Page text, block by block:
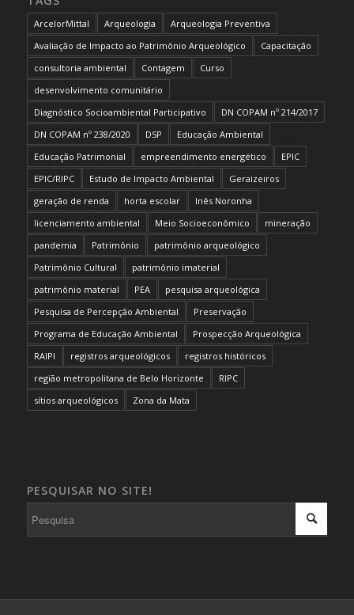
ArcelorMittal Arqueologia
Arqueologia Preventiva
Avaliação de Impacto ao Patrimônio Arqueológico
Capacitação
consultoria ambiental
Contagem
Curso
desenvolvimento comunitário
Diagnóstico Socioambiental Participativo
DN COPAM nº 214/2017
DN COPAM nº 238/2020
DSP
Educação Ambiental
Educação Patrimonial
empreendimento energético
EPIC
EPIC/RIPC
Estudo de Impacto Ambiental
Geraizeiros
geração de renda
horta escolar
Inês Noronha
licenciamento ambiental
Meio Socioeconômico
mineração
pandemia
Patrimônio
patrimônio arqueológico
Patrimônio Cultural
patrimônio imaterial
patrimônio material
PEA
pesquisa arqueológica
Pesquisa de Percepção Ambiental
Preservação
Programa de Educação Ambiental
Prospecção Arqueológica
RAIPI
registros arqueológicos
registros históricos
região metropolitana de Belo Horizonte
RIPC
sítios arqueológicos
Zona da Mata
PESQUISAR NO SITE!